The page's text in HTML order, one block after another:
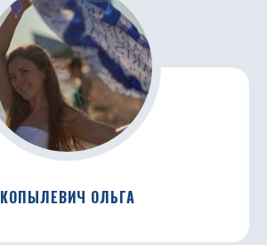
КОПЫЛЕВИЧ ОЛЬГА